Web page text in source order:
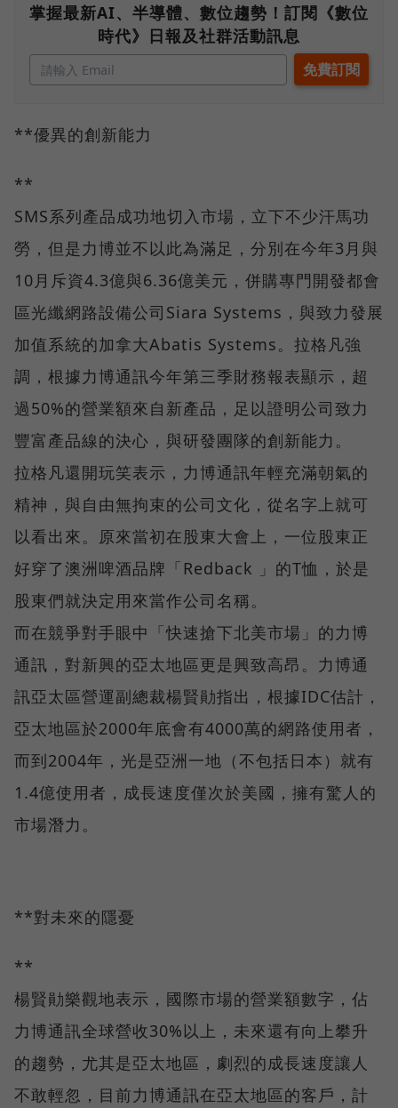
掌握最新AI、半導體、數位趨勢！訂閱《數位
時代》日報及社群活動訊息
**優異的創新能力
**
SMS系列產品成功地切入市場，立下不少汗馬功
勞，但是力博並不以此為滿足，分別在今年3月與
10月斥資4.3億與6.36億美元，併購專門開發都會
區光纖網路設備公司Siara Systems，與致力發展
加值系統的加拿大Abatis Systems。拉格凡強
調，根據力博通訊今年第三季財務報表顯示，超
過50%的營業額來自新產品，足以證明公司致力
豐富產品線的決心，與研發團隊的創新能力。
拉格凡還開玩笑表示，力博通訊年輕充滿朝氣的
精神，與自由無拘束的公司文化，從名字上就可
以看出來。原來當初在股東大會上，一位股東正
好穿了澳洲啤酒品牌「Redback 」的T恤，於是
股東們就決定用來當作公司名稱。
而在競爭對手眼中「快速搶下北美市場」的力博
通訊，對新興的亞太地區更是興致高昂。力博通
訊亞太區營運副總裁楊賢勛指出，根據IDC估計，
亞太地區於2000年底會有4000萬的網路使用者，
而到2004年，光是亞洲一地（不包括日本）就有
1.4億使用者，成長速度僅次於美國，擁有驚人的
市場潛力。
**對未來的隱憂
**
楊賢勛樂觀地表示，國際市場的營業額數字，佔
力博通訊全球營收30%以上，未來還有向上攀升
的趨勢，尤其是亞太地區，劇烈的成長速度讓人
不敢輕忽，目前力博通訊在亞太地區的客戶，計